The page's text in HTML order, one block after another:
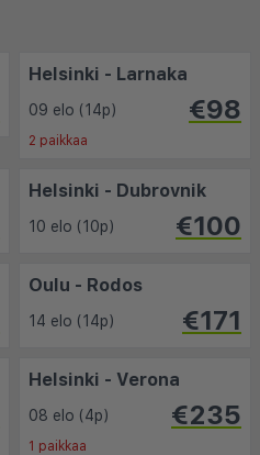
Helsinki - Larnaka
09 elo (14p) €98
2 paikkaa
Helsinki - Dubrovnik
10 elo (10p) €100
Oulu - Rodos
14 elo (14p) €171
Helsinki - Verona
08 elo (4p) €235
1 paikkaa